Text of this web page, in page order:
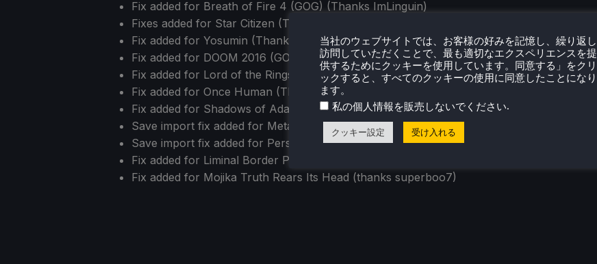
Fix added for Breath of Fire 4 (GOG) (Thanks ImLinguin)
Fixes added for Star Citizen (Thanks mactan-sc)
Fix added for Yosumin (Thanks UsernamesAreNotMyThing)
Fix added for DOOM 2016 (GOG) (Thanks ImLinguin)
Fix added for Lord of the Rings Online (thanks mdmatthias/MathiasDillain)
Fix added for Once Human (Thanks jcdickinson)
Fix added for Shadows of Adam (Thanks UsernamesAreNotMyThing)
Save import fix added for Metaphor ReFantazio (Thanks UsernamesAreNotMyThing)
Save import fix added for Persona 3 Reload (Thanks UsernamesAreNotMyThing)
Fix added for Liminal Border Part III (thanks R1kaB3rN)
Fix added for Mojika Truth Rears Its Head (thanks superboo7)
当社のウェブサイトでは、お客様の好みを記憶し、繰り返し
訪問していただくことで、最も適切なエクスペリエンスを提
供するためにクッキーを使用しています。同意する」をクリ
ックすると、すべてのクッキーの使用に同意したことになり
ます。
私の個人情報を販売しないでください.
クッキー設定 受け入れる